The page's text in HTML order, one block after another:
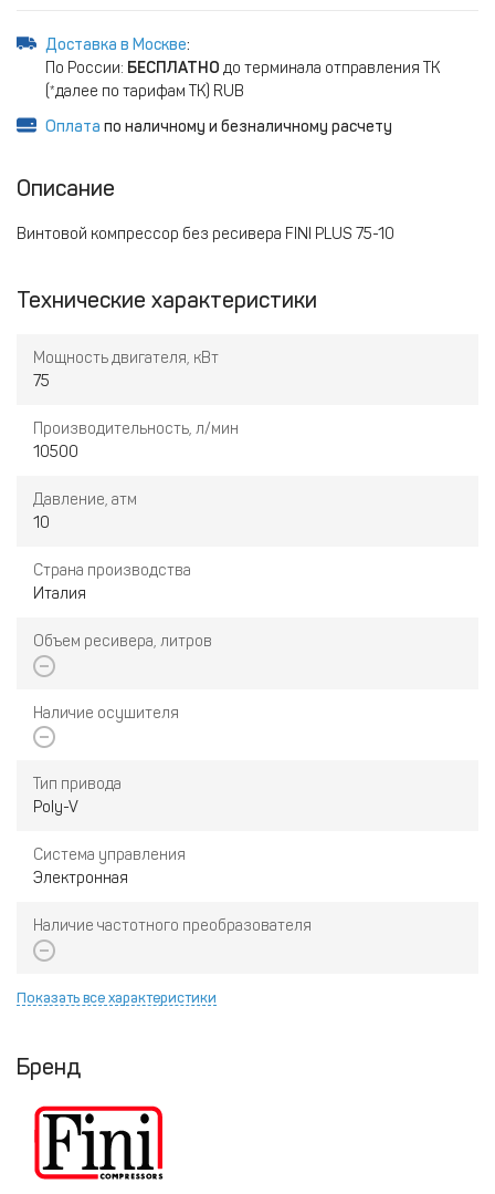
Доставка в Москве:
По России: БЕСПЛАТНО до терминала отправления ТК
(*далее по тарифам ТК) RUB
Оплата по наличному и безналичному расчету
Описание
Винтовой компрессор без ресивера FINI PLUS 75-10
Технические характеристики
Мощность двигателя, кВт
75
Производительность, л/мин
10500
Давление, атм
10
Страна производства
Италия
Объем ресивера, литров
Наличие осушителя
Тип привода
Poly-V
Система управления
Электронная
Наличие частотного преобразователя
Показать все характеристики
Бренд